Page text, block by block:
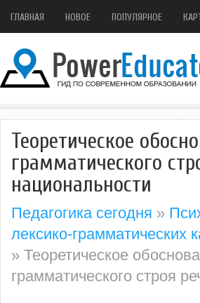
ГЛАВНАЯ НОВОЕ ПОПУЛЯРНОЕ
Теоретическое
грамматического
национальности
Педагогика сегодня »
лексико-грамматических
» Теоретическое
грамматического строя